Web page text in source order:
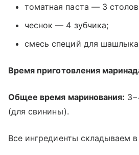
томатная паста — 3
чеснок — 4 зубчика;
смесь специй для
Время приготовления
Общее время маринования:
(для свинины).
Все ингредиенты складываем